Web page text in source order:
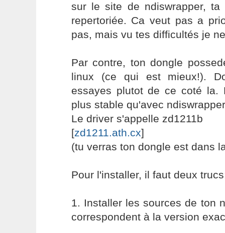
sur le site de ndiswrapper,
repertoriée. Ca veut pas a
pas, mais vu tes difficultés je
Par contre, ton dongle
linux (ce qui est mieux!).
essayes plutot de ce coté la.
plus stable qu'avec
Le driver s'appelle zd1211b
[zd1211.ath.cx]
(tu verras ton dongle est dans
Pour l'installer, il faut deux
1. Installer les sources de ton
correspondent à la version